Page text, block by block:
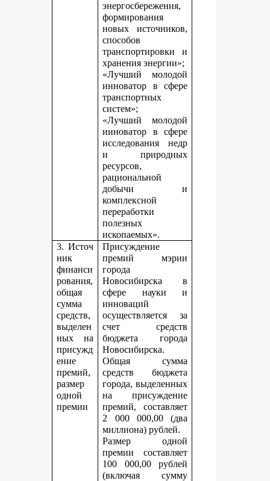
энергосбережения,
формирования
новых источников,
способов
транспортировки и
хранения энергии»;
«Лучший молодой
инноватор в сфере
транспортных
систем»;
«Лучший молодой
инноватор в сфере
исследования недр
и природных
ресурсов,
рациональной
добычи и
комплексной
переработки
полезных
ископаемых».
3. Источ
ник
финанси
рования,
общая
сумма
средств,
выделен
ных на
присужд
ение
премий,
размер
одной
премии
Присуждение
премий мэрии
города
Новосибирска в
сфере науки и
инноваций
осуществляется за
счет средств
бюджета города
Новосибирска.
Общая сумма
средств бюджета
города, выделенных
на присуждение
премий, составляет
2 000 000,00 (два
миллиона) рублей.
Размер одной
премии составляет
100 000,00 рублей
(включая сумму